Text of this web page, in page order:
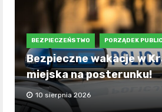
BEZPIECZEŃSTWO PORZĄDEK
Bezpieczne wakacje w
miejska na posterunku!
10 sierpnia 2026